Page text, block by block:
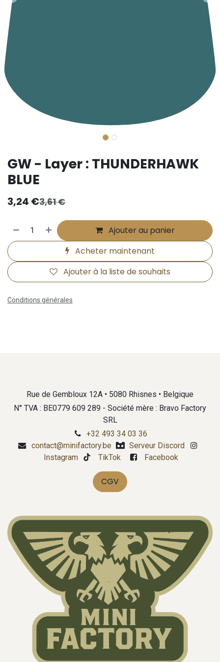
GW - Layer : THUNDERHAWK
BLUE
3,24 €3,61€
Ajouter au panier
Acheter maintenant
Ajouter à la liste de souhaits
Conditions générales
Rue de Gembloux 12A • 5080 Rhisnes • Belgique
N° TVA : BE0779 609 289 - Société mère : Bravo Factory
SRL
+32 493 34 03 36
contact@minifactory.be
Serveur Discord
Instagram
TikTok Facebook
CGV